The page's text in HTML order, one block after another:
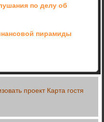
по делу об
пирамиды
проект Карта гостя